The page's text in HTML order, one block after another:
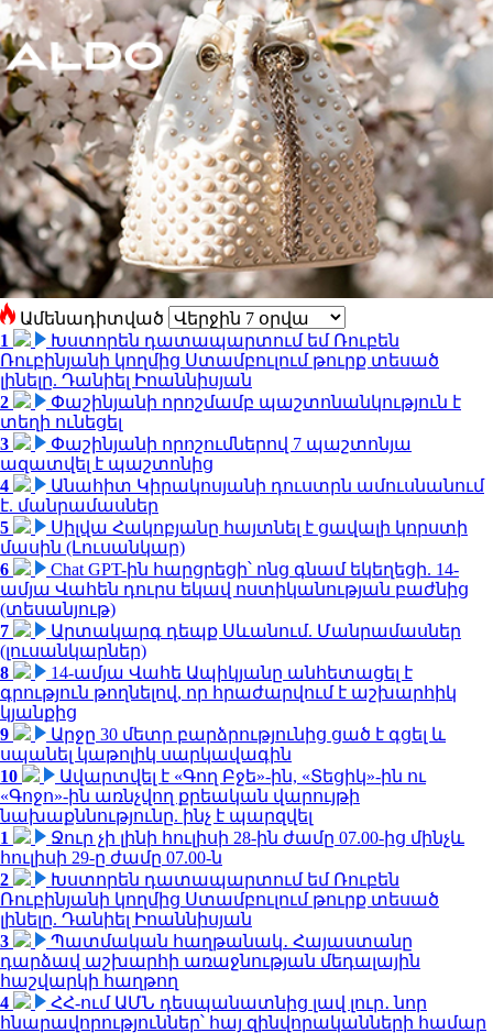
Ամենադիտված
1
Խստորեն դատապարտում եմ Ռուբեն
Ռուբինյանի կողմից Ստամբուլում թուրք տեսած
լինելը. Դանիել Իոաննիսյան
2
Փաշինյանի որոշմամբ պաշտոնանկություն է
տեղի ունեցել
3
Փաշինյանի որոշումներով 7 պաշտոնյա
ազատվել է պաշտոնից
4
Անահիտ Կիրակոսյանի դուստրն ամուսնանում
է. մանրամասներ
5
Սիլվա Հակոբյանը հայտնել է ցավալի կորստի
մասին (Լուսանկար)
6
Chat GPT-ին հարցրեցի՝ ոնց գնամ եկեղեցի. 14-
ամյա Վահեն դուրս եկավ ոստիկանության բաժնից
(տեսանյութ)
7
Արտակարգ դեպք Սևանում. Մանրամասներ
(լուսանկարներ)
8
14-ամյա Վահե Ապիկյանը անհետացել է
գրություն թողնելով, որ հրաժարվում է աշխարհիկ
կյանքից
9
Արջը 30 մետր բարձրությունից ցած է գցել և
սպանել կաթոլիկ սարկավագին
10
Ավարտվել է «Գող Բջե»-ին, «Տեցիկ»-ին ու
«Գոջո»-ին առնչվող քրեական վարույթի
նախաքննությունը. ինչ է պարզվել
1
Ջուր չի լինի հուլիսի 28-ին ժամը 07.00-ից մինչև
հուլիսի 29-ը ժամը 07.00-ն
2
Խստորեն դատապարտում եմ Ռուբեն
Ռուբինյանի կողմից Ստամբուլում թուրք տեսած
լինելը. Դանիել Իոաննիսյան
3
Պատմական հաղթանակ․ Հայաստանը
դարձավ աշխարհի առաջնության մեդալային
հաշվարկի հաղթող
4
ՀՀ-ում ԱՄՆ դեսպանատնից լավ լուր․ նոր
հնարավորություններ՝ հայ զինվորականների համար